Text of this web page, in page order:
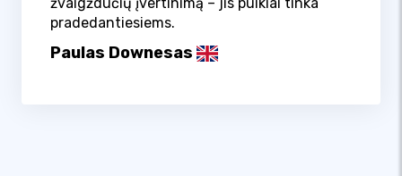
pradedantiesiems.
Paulas Downesas